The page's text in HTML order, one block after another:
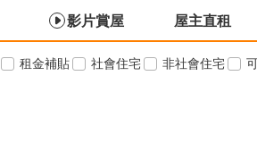
影片賞屋 屋主直租
租金補貼 社會住宅 非社會住宅